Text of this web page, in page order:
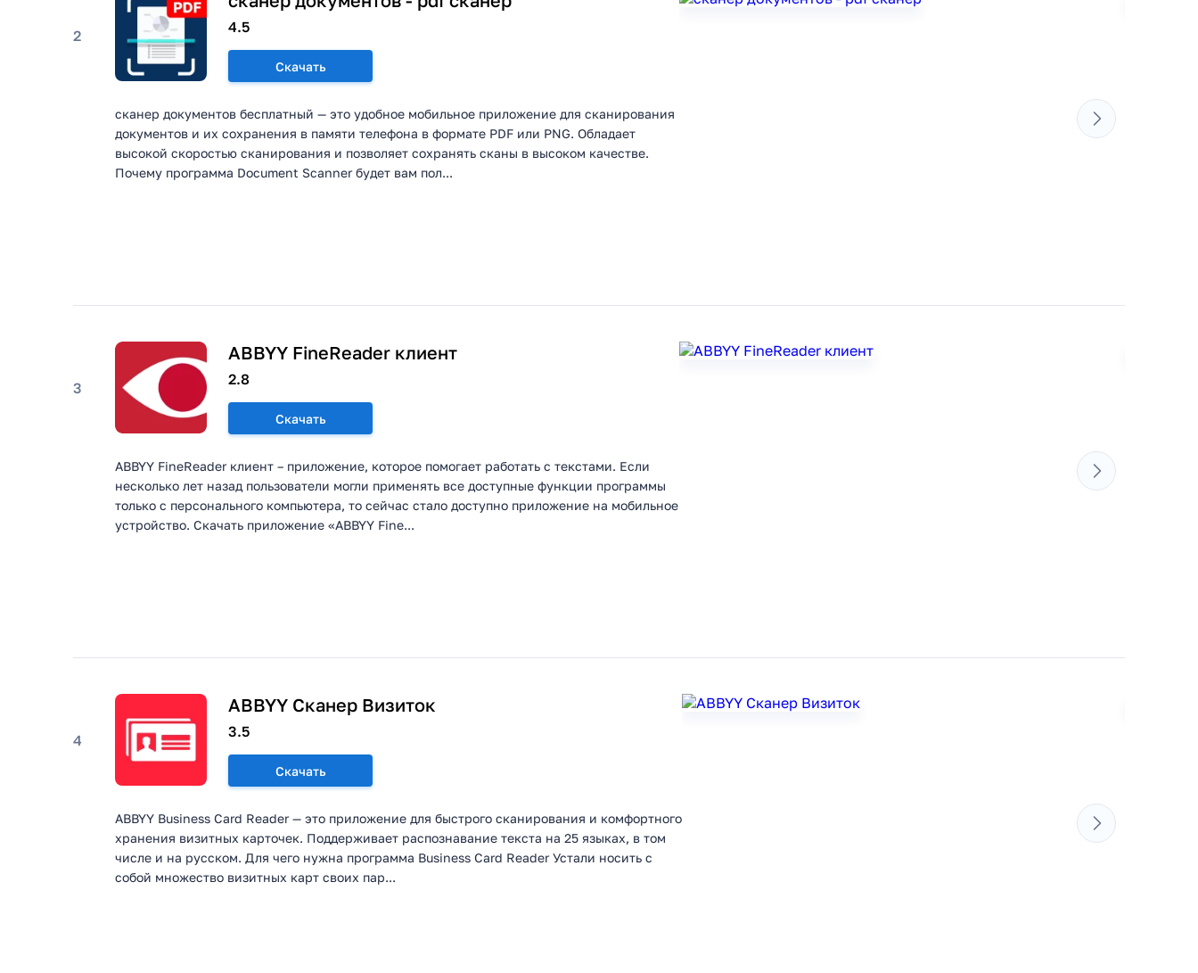
2 4.5
Скачать
сканер документов бесплатный — это удобное мобильное приложение для сканирования
документов и их сохранения в памяти телефона в формате PDF или PNG. Обладает
высокой скоростью сканирования и позволяет сохранять сканы в высоком качестве.
Почему программа Document Scanner будет вам пол...
3
ABBYY FineReader клиент
2.8
Скачать
ABBYY FineReader клиент – приложение, которое помогает работать с текстами. Если
несколько лет назад пользователи могли применять все доступные функции программы
только с персонального компьютера, то сейчас стало доступно приложение на мобильное
устройство. Скачать приложение «ABBYY Fine...
4
ABBYY Cканер Визиток
3.5
Скачать
ABBYY Business Card Reader — это приложение для быстрого сканирования и комфортного
хранения визитных карточек. Поддерживает распознавание текста на 25 языках, в том
числе и на русском. Для чего нужна программа Business Card Reader Устали носить с
собой множество визитных карт своих пар...